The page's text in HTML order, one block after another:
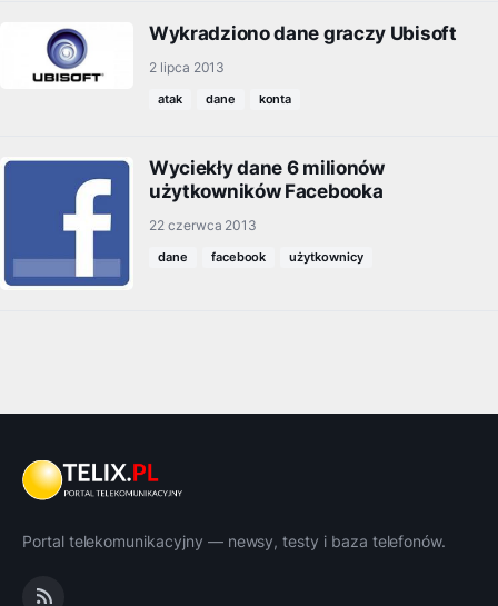
Wykradziono dane graczy Ubisoft
2 lipca 2013
atak dane konta
Wyciekły dane 6 milionów
użytkowników Facebooka
22 czerwca 2013
dane facebook użytkownicy
Portal telekomunikacyjny — newsy, testy i baza telefonów.